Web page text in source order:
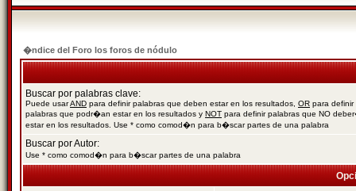
�ndice del Foro los foros de nódulo
Buscar por palabras clave:
Puede usarAND para definir palabras que deben estar en los resultados, OR para definir
palabras que podr�an estar en los resultados y NOT para definir palabras que NO
estar en los resultados. Use * como comod�n para b�scar partes de una palabra
Buscar por Autor:
Use * como comod�n para b�scar partes de una palabra